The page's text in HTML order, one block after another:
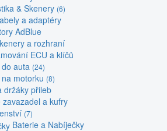
& Skenery (6)
a adaptéry
AdBlue
a rozhraní
ECU a klíčů
auta (24)
motorku (8)
držáky přileb
zavazadel a kufry
(7)
Baterie a Nabíječky